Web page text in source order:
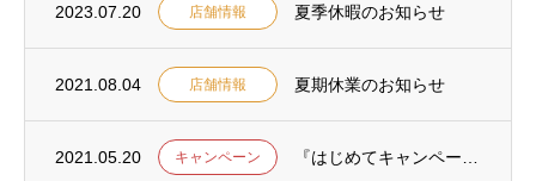
2023.07.20 店舗情報 夏季休暇のお知らせ
2021.08.04 店舗情報 夏期休業のお知らせ
2021.05.20 キャンペーン